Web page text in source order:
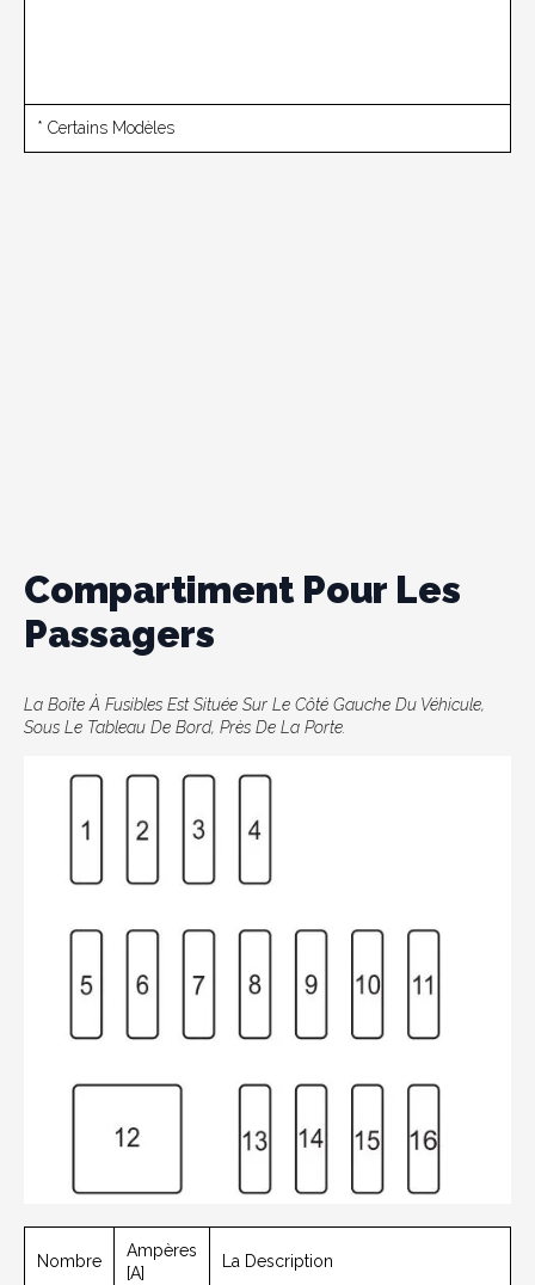
* Certains Modèles
Compartiment Pour Les
Passagers
La Boîte À Fusibles Est Située Sur Le Côté Gauche Du Véhicule,
Sous Le Tableau De Bord, Près De La Porte.
Nombre
Ampères
[A]
La Description